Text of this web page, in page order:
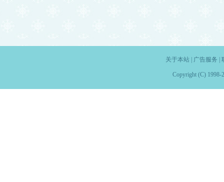
关于本站| 广告服务
Copyright (C) 1998-